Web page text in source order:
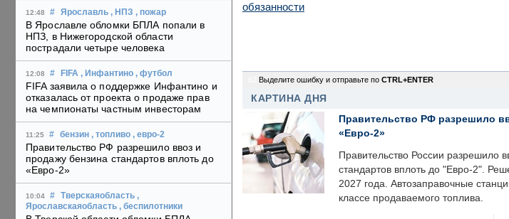
12:48 # Ярославль , НПЗ , пожар
В Ярославле обломки БПЛА попали в
НПЗ, в Нижегородской области
пострадали четыре человека
12:08 # FIFA , Инфантино , футбол
FIFA заявила о поддержке Инфантино и
отказалась от проекта о продаже прав
на чемпионаты частным инвесторам
11:25 # бензин , топливо , евро-2
Правительство РФ разрешило ввоз и
продажу бензина стандартов вплоть до
«Евро-2»
10:04 # Тверскаяобласть ,
Ярославскаяобласть , беспилотники
обязанности
Выделите ошибку и отправьте по CTRL+ENTER
КАРТИНА ДНЯ
Правительство РФ разрешило
«Евро-2»
Правительство России разрешило
стандартов вплоть до "Евро-2".
2027 года. Автозаправочные
классе продаваемого топлива.